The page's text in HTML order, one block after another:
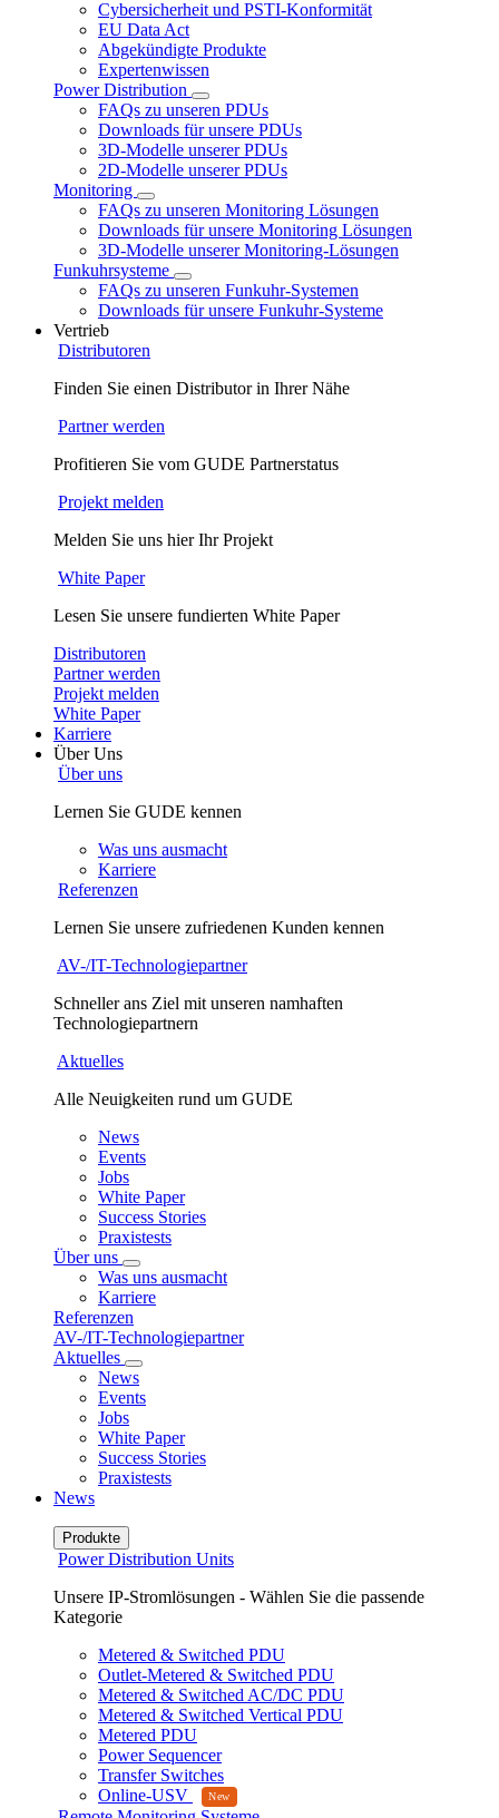
Cybersicherheit und PSTI-Konformität
EU Data Act
Abgekündigte Produkte
Expertenwissen
Power Distribution
FAQs zu unseren PDUs
Downloads für unsere PDUs
3D-Modelle unserer PDUs
2D-Modelle unserer PDUs
Monitoring
FAQs zu unseren Monitoring Lösungen
Downloads für unsere Monitoring Lösungen
3D-Modelle unserer Monitoring-Lösungen
Funkuhrsysteme
FAQs zu unseren Funkuhr-Systemen
Downloads für unsere Funkuhr-Systeme
Vertrieb
Distributoren
Finden Sie einen Distributor in Ihrer Nähe
Partner werden
Profitieren Sie vom GUDE Partnerstatus
Projekt melden
Melden Sie uns hier Ihr Projekt
White Paper
Lesen Sie unsere fundierten White Paper
Distributoren
Partner werden
Projekt melden
White Paper
Karriere
Über Uns
Über uns
Lernen Sie GUDE kennen
Was uns ausmacht
Karriere
Referenzen
Lernen Sie unsere zufriedenen Kunden kennen
AV-/IT-Technologiepartner
Schneller ans Ziel mit unseren namhaften
Technologiepartnern
Aktuelles
Alle Neuigkeiten rund um GUDE
News
Events
Jobs
White Paper
Success Stories
Praxistests
Über uns
Was uns ausmacht
Karriere
Referenzen
AV-/IT-Technologiepartner
Aktuelles
News
Events
Jobs
White Paper
Success Stories
Praxistests
News
Produkte
Power Distribution Units
Unsere IP-Stromlösungen - Wählen Sie die passende
Kategorie
Metered & Switched PDU
Outlet-Metered & Switched PDU
Metered & Switched AC/DC PDU
Metered & Switched Vertical PDU
Metered PDU
Power Sequencer
Transfer Switches
Online-USV